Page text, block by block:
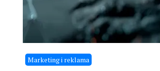
Marketing i reklama